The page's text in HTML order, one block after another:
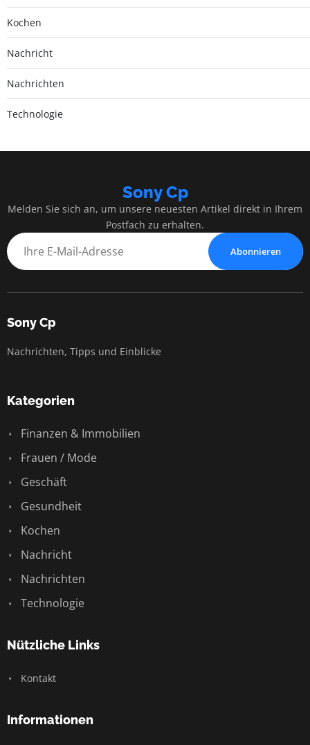
Kochen
Nachricht
Nachrichten
Technologie
Sony Cp
Melden Sie sich an, um unsere neuesten Artikel direkt in Ihrem
Postfach zu erhalten.
Abonnieren
Sony Cp
Nachrichten, Tipps und Einblicke
Kategorien
Finanzen & Immobilien
Frauen / Mode
Geschäft
Gesundheit
Kochen
Nachricht
Nachrichten
Technologie
Nützliche Links
Kontakt
Informationen